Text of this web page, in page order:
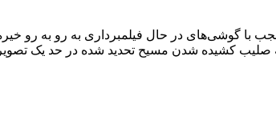
گوشی‌های در حال فیلمبرداری به رو به رو
صلیب کشیده شدن مسیح تحدید شده در حد یک